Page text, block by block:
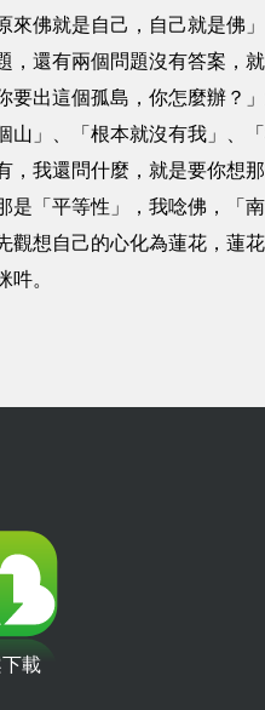
來佛就是自己，自己就是佛
，還有兩個問題沒有答案，
要出這個孤島，你怎麼辦？
山」、「根本就沒有我」、
，我還問什麼，就是要你想
是「平等性」，我唸佛，「
觀想自己的心化為蓮花，蓮
吽。
載